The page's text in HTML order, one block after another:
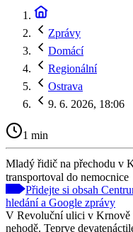
Zprávy
Domácí
Regionální
Ostrava
9. 6. 2026, 18:06
1 min
Mladý řidič na přechodu v
transportoval do nemocnice
Přidejte si obsah
hledání a Google zprávy
V Revoluční ulici v Krnově
nehodě. Teprve